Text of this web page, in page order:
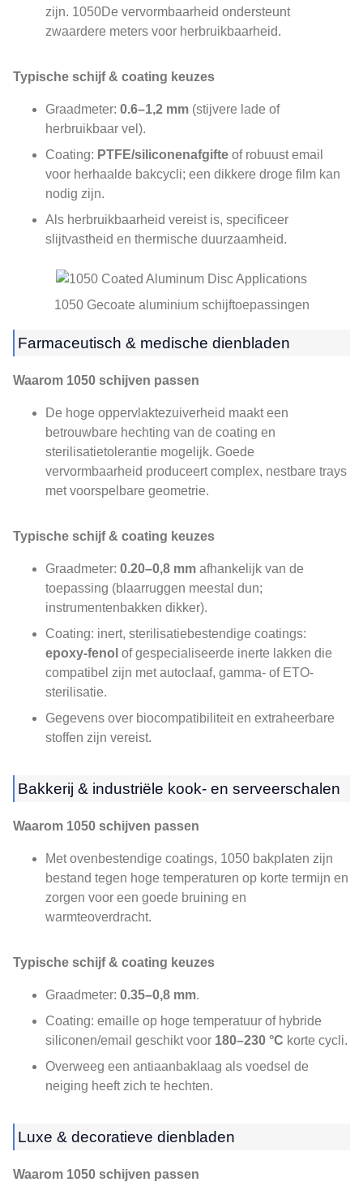
zijn. 1050De vervormbaarheid ondersteunt
zwaardere meters voor herbruikbaarheid.
Typische schijf & coating keuzes
Graadmeter: 0.6–1,2 mm (stijvere lade of
herbruikbaar vel).
Coating: PTFE/siliconenafgifte of robuust email
voor herhaalde bakcycli; een dikkere droge film kan
nodig zijn.
Als herbruikbaarheid vereist is, specificeer
slijtvastheid en thermische duurzaamheid.
1050 Gecoate aluminium schijftoepassingen
Farmaceutisch & medische dienbladen
Waarom 1050 schijven passen
De hoge oppervlaktezuiverheid maakt een
betrouwbare hechting van de coating en
sterilisatietolerantie mogelijk. Goede
vervormbaarheid produceert complex, nestbare trays
met voorspelbare geometrie.
Typische schijf & coating keuzes
Graadmeter: 0.20–0,8 mm afhankelijk van de
toepassing (blaarruggen meestal dun;
instrumentenbakken dikker).
Coating: inert, sterilisatiebestendige coatings:
epoxy-fenol of gespecialiseerde inerte lakken die
compatibel zijn met autoclaaf, gamma- of ETO-
sterilisatie.
Gegevens over biocompatibiliteit en extraheerbare
stoffen zijn vereist.
Bakkerij & industriële kook- en serveerschalen
Waarom 1050 schijven passen
Met ovenbestendige coatings, 1050 bakplaten zijn
bestand tegen hoge temperaturen op korte termijn en
zorgen voor een goede bruining en
warmteoverdracht.
Typische schijf & coating keuzes
Graadmeter: 0.35–0,8 mm.
Coating: emaille op hoge temperatuur of hybride
siliconen/email geschikt voor 180–230 °C korte cycli.
Overweeg een antiaanbaklaag als voedsel de
neiging heeft zich te hechten.
Luxe & decoratieve dienbladen
Waarom 1050 schijven passen